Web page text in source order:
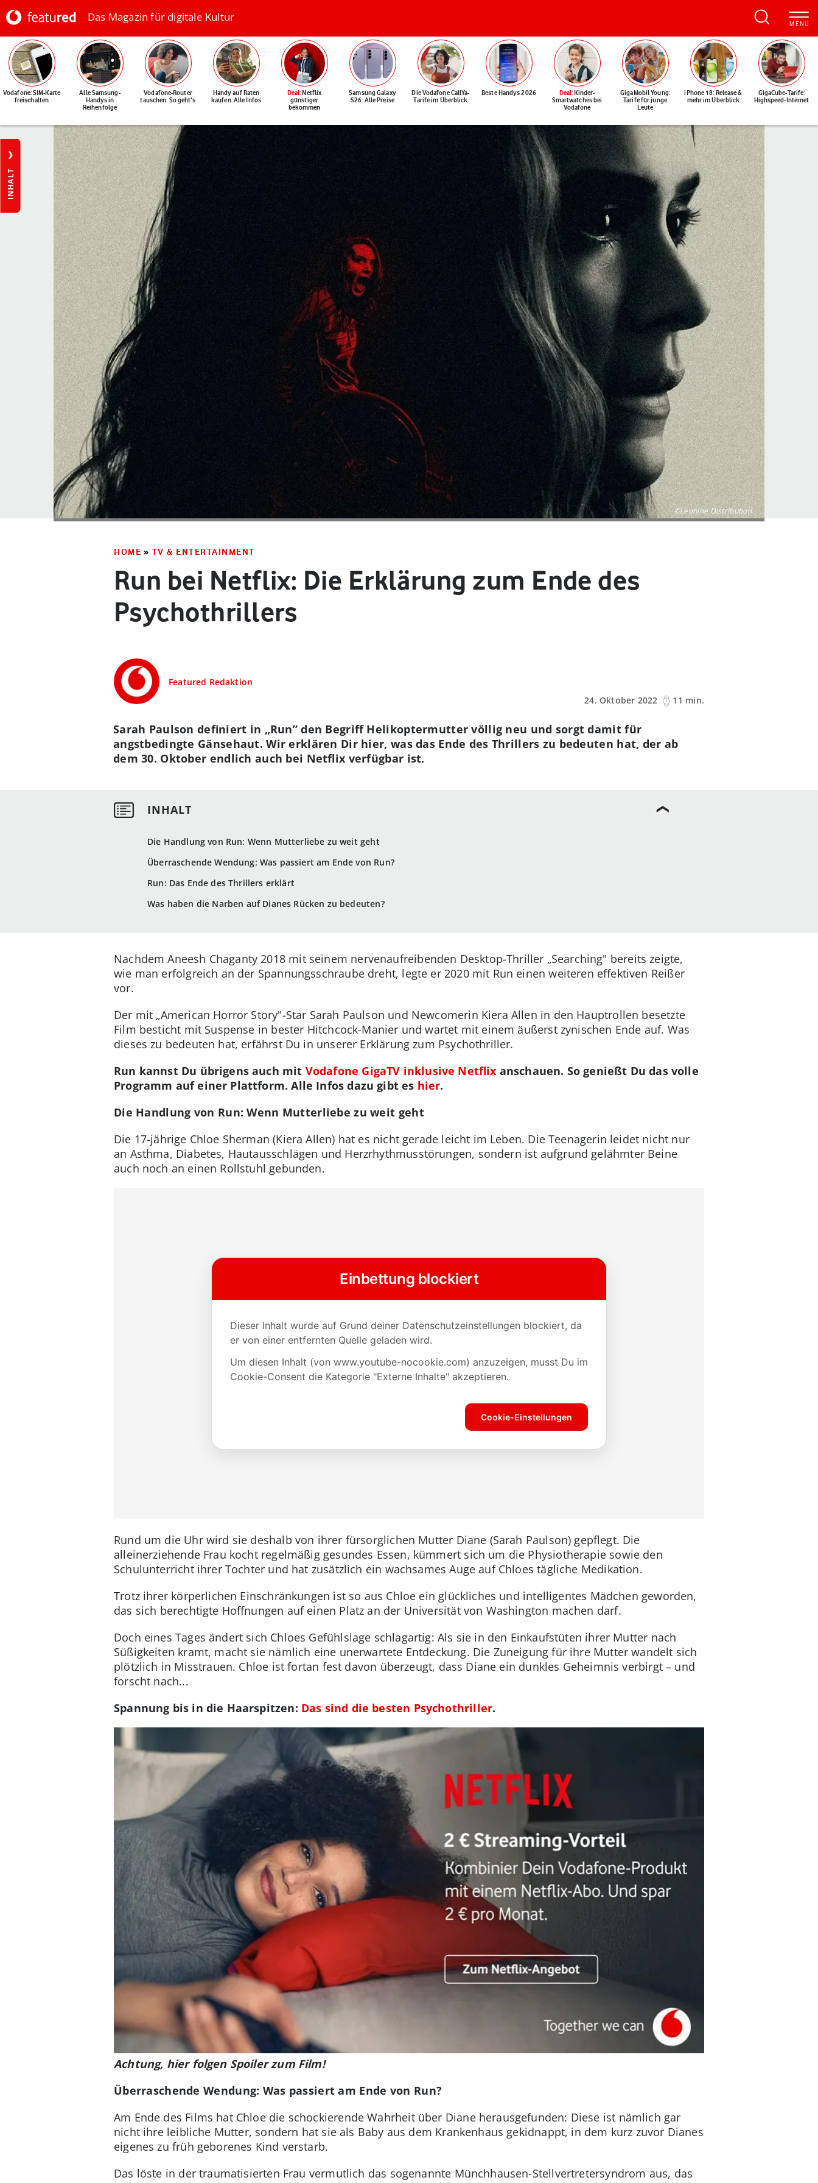
Das Magazin für digitale Kultur
Vodafone: SIM-Karte
freischalten
Alle Samsung-
Handys in
Reihenfolge
Vodafone-Router
tauschen: So geht's
Handy auf Raten
kaufen: Alle Infos
Deal: Netflix
günstiger
bekommen
Samsung Galaxy
S26: Alle Preise
Die Vodafone CallYa-
Tarife im Überblick
Beste Handys 2026 Deal: Kinder-
Smartwatches bei
Vodafone
GigaMobil Young:
Tarife für junge
Leute
iPhone 18: Release &
mehr im Überblick
GigaCube-Tarife:
Highspeed-Internet
INHALT
©Leonine Distribution
HOME » TV & ENTERTAINMENT
Run bei Netflix: Die Erklärung zum Ende des
Psychothrillers
Featured Redaktion
24. Oktober 2022
11 min.
Die Handlung von Run: Wenn Mutterliebe zu weit geht
Überraschende Wendung: Was passiert am Ende von Run?
Run: Das Ende des Thrillers erklärt
Was haben die Narben auf Dianes Rücken zu bedeuten?
Sarah Paulson definiert in „Run” den Begriff Helikoptermutter völlig neu und sorgt damit für
angstbedingte Gänsehaut. Wir erklären Dir hier, was das Ende des Thrillers zu bedeuten hat, der ab
dem 30. Oktober endlich auch bei Netflix verfügbar ist.
Nachdem Aneesh Chaganty 2018 mit seinem nervenaufreibenden Desktop-Thriller „Searching" bereits zeigte,
wie man erfolgreich an der Spannungsschraube dreht, legte er 2020 mit Run einen weiteren effektiven Reißer
vor.
Der mit „American Horror Story"-Star Sarah Paulson und Newcomerin Kiera Allen in den Hauptrollen besetzte
Film besticht mit Suspense in bester Hitchcock-Manier und wartet mit einem äußerst zynischen Ende auf. Was
dieses zu bedeuten hat, erfährst Du in unserer Erklärung zum Psychothriller.
Run kannst Du übrigens auch mit Vodafone GigaTV inklusive Netflix anschauen. So genießt Du das volle
Programm auf einer Plattform. Alle Infos dazu gibt es hier.
Die Handlung von Run: Wenn Mutterliebe zu weit geht
Die 17-jährige Chloe Sherman (Kiera Allen) hat es nicht gerade leicht im Leben. Die Teenagerin leidet nicht nur
an Asthma, Diabetes, Hautausschlägen und Herzrhythmusstörungen, sondern ist aufgrund gelähmter Beine
auch noch an einen Rollstuhl gebunden.
Rund um die Uhr wird sie deshalb von ihrer fürsorglichen Mutter Diane (Sarah Paulson) gepflegt. Die
alleinerziehende Frau kocht regelmäßig gesundes Essen, kümmert sich um die Physiotherapie sowie den
Schulunterricht ihrer Tochter und hat zusätzlich ein wachsames Auge auf Chloes tägliche Medikation.
Trotz ihrer körperlichen Einschränkungen ist so aus Chloe ein glückliches und intelligentes Mädchen geworden,
das sich berechtigte Hoffnungen auf einen Platz an der Universität von Washington machen darf.
Doch eines Tages ändert sich Chloes Gefühlslage schlagartig: Als sie in den Einkaufstüten ihrer Mutter nach
Süßigkeiten kramt, macht sie nämlich eine unerwartete Entdeckung. Die Zuneigung für ihre Mutter wandelt sich
plötzlich in Misstrauen. Chloe ist fortan fest davon überzeugt, dass Diane ein dunkles Geheimnis verbirgt – und
forscht nach...
Spannung bis in die Haarspitzen: Das sind die besten Psychothriller.
Achtung, hier folgen Spoiler zum Film!
Überraschende Wendung: Was passiert am Ende von Run?
Am Ende des Films hat Chloe die schockierende Wahrheit über Diane herausgefunden: Diese ist nämlich gar
nicht ihre leibliche Mutter, sondern hat sie als Baby aus dem Krankenhaus gekidnappt, in dem kurz zuvor Dianes
eigenes zu früh geborenes Kind verstarb.
Das löste in der traumatisierten Frau vermutlich das sogenannte Münchhausen-Stellvertretersyndrom aus, das